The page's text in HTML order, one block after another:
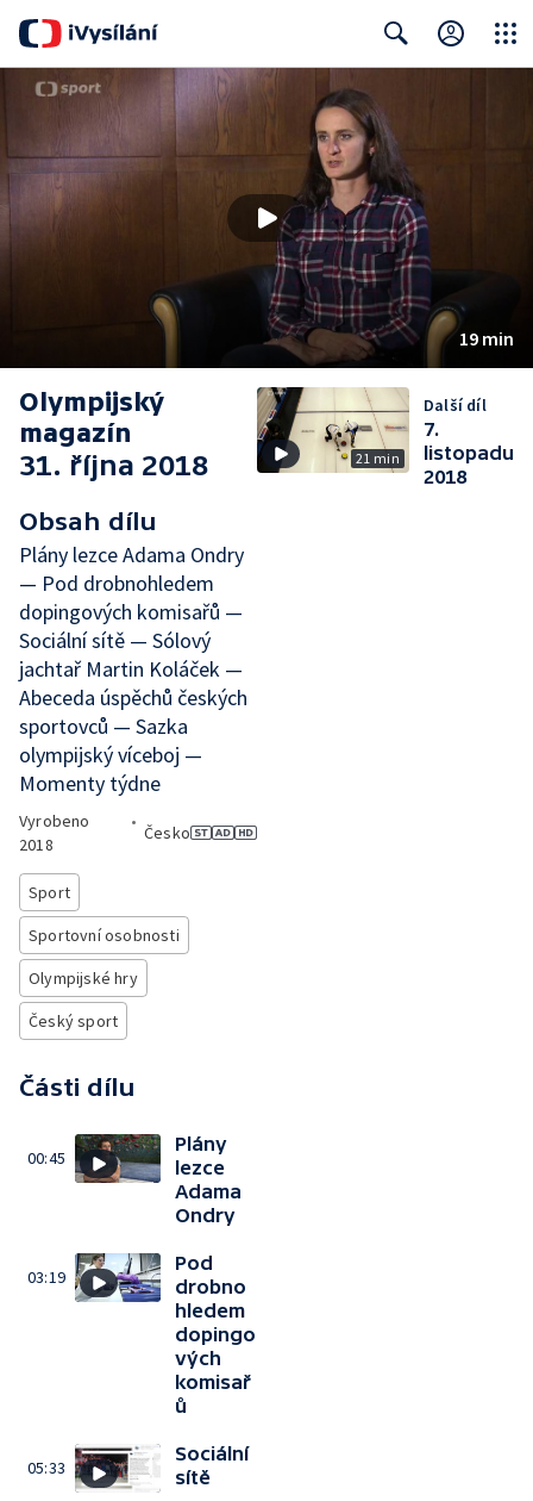
19 min
Olympijský
magazín
31. října 2018
Obsah dílu
Plány lezce Adama Ondry
— Pod drobnohledem
dopingových komisařů —
Sociální sítě — Sólový
jachtař Martin Koláček —
Abeceda úspěchů českých
sportovců — Sazka
olympijský víceboj —
Momenty týdne
Vyrobeno
2018
•
Česko
Sport
Sportovní osobnosti
Olympijské hry
Český sport
Části dílu
00:45
Plány
lezce
Adama
Ondry
03:19
Pod
drobno
hledem
dopingo
vých
komisař
ů
05:33
Sociální
sítě
21 min
Další díl
7.
listopadu
2018